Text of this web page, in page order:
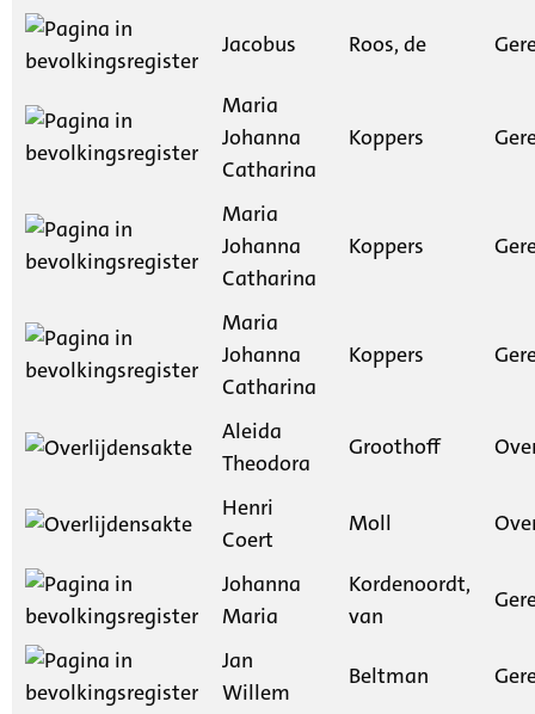
Jacobus Roos, de
Maria
Johanna
Catharina
Koppers
Maria
Johanna
Catharina
Koppers
Maria
Johanna
Catharina
Koppers
Aleida
Theodora
Groothoff
Henri
Coert
Moll
Johanna
Maria
Kordenoordt,
van
Jan
Willem
Beltman